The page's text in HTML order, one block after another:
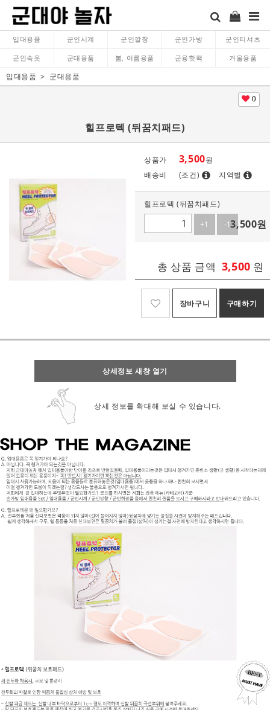
입대용품 군인시계 군인깔창 군인가방 군인티셔츠
군인속옷 군대용품 봄, 여름용품 군용핫팩 겨울용품
입대용품 군대용품
0
힐프로텍 (뒤꿈치패드)
상품가 3,500원
배송비
(조건) 지역별
힐프로텍 (뒤꿈치패드)
+1
-13,500원
총 상품 금액 3,500 원
장바구니 구매하기
상세정보 새창 열기
상세 정보를 확대해 보실 수 있습니다.